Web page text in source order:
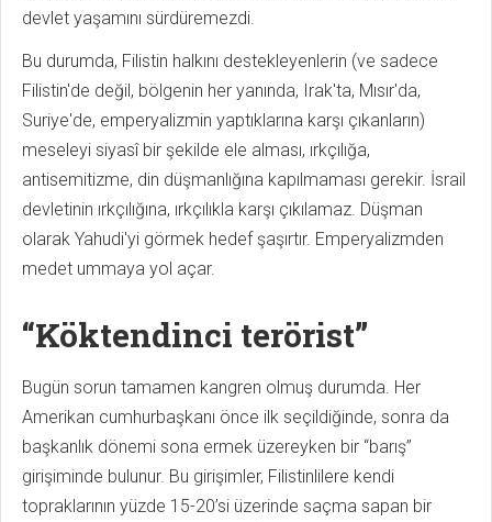
devlet yaşamını sürdüremezdi.
Bu durumda, Filistin halkını destekleyenlerin (ve sadece
Filistin'de değil, bölgenin her yanında, Irak'ta, Mısır'da,
Suriye'de, emperyalizmin yaptıklarına karşı çıkanların)
meseleyi siyasî bir şekilde ele alması, ırkçılığa,
antisemitizme, din düşmanlığına kapılmaması gerekir. İsrail
devletinin ırkçılığına, ırkçılıkla karşı çıkılamaz. Düşman
olarak Yahudi'yi görmek hedef şaşırtır. Emperyalizmden
medet ummaya yol açar.
“Köktendinci terörist”
Bugün sorun tamamen kangren olmuş durumda. Her
Amerikan cumhurbaşkanı önce ilk seçildiğinde, sonra da
başkanlık dönemi sona ermek üzereyken bir “barış”
girişiminde bulunur. Bu girişimler, Filistinlilere kendi
topraklarının yüzde 15-20’si üzerinde saçma sapan bir